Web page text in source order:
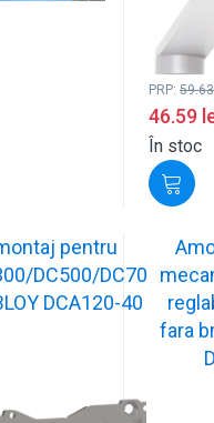
PRP:
46.59
În stoc
pentru
DC500/DC700
DCA120-40
fara